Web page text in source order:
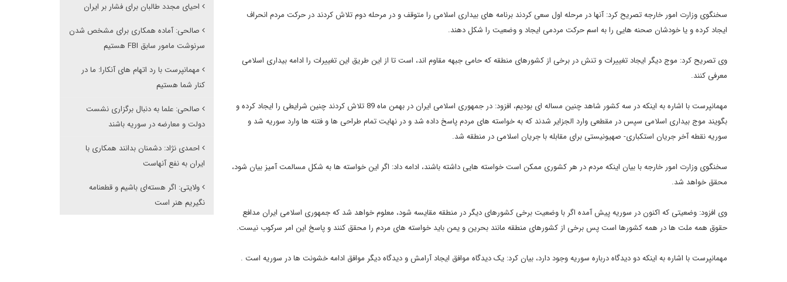
سخنگوی وزارت امور خارجه تصریح کرد: آنها در مرحله اول سعی کردند برنامه های بیداری اسلامی را متوقف و در مرحله دوم تلاش کردند در حرکت مردم انحراف
ایجاد کرده و یا خودشان صحنه هایی را به اسم حرکت مردمی ایجاد و وضعیت را شکل دهند.
وی تصریح کرد: موج دیگر ایجاد تغییرات و تنش در برخی از کشورهای منطقه که حامی جبهه مقاوم اند، است تا از این طریق این تغییرات را ادامه بیداری اسلامی
معرفی کنند.
مهمانپرست با اشاره به اینکه در سه کشور شاهد چنین مساله ای بودیم، افزود: در جمهوری اسلامی ایران در بهمن ماه 89 تلاش کردند چنین شرایطی را ایجاد کرده و
بگویند موج بیداری اسلامی سپس در مقطعی وارد الجزایر شدند که به خواسته های مردم پاسخ داده شد و در نهایت تمام طراحی ها و فتنه ها وارد سوریه شد و
سوریه نقطه آخر جریان استکباری- صهیونیستی برای مقابله با جریان اسلامی در منطقه شد.
سخنگوی وزارت امور خارجه با بیان اینکه مردم در هر کشوری ممکن است خواسته هایی داشته باشند، ادامه داد: اگر این خواسته ها به شکل مسالمت آمیز بیان شود،
محقق خواهد شد.
وی افزود: وضعیتی که اکنون در سوریه پیش آمده اگر با وضعیت برخی کشورهای دیگر در منطقه مقایسه شود، معلوم خواهد شد که جمهوری اسلامی ایران مدافع
حقوق همه ملت ها در همه کشورها است پس برخی از کشورهای منطقه مانند بحرین و یمن باید خواسته های مردم را محقق کنند و پاسخ این امر سرکوب نیست.
مهمانپرست با اشاره به اینکه دو دیدگاه درباره سوریه وجود دارد، بیان کرد: یک دیدگاه موافق ایجاد آرامش و دیدگاه دیگر موافق ادامه خشونت ها در سوریه است .
احیای مجدد طالبان برای فشار بر ایران
صالحی: آماده همکاری برای مشخص شدن
سرنوشت مامور سابق FBI هستیم
مهمانپرست با رد اتهام های آنکارا: ما در
کنار شما هستیم
صالحی: علما به دنبال برگزاری نشست
دولت و معارضه در سوریه باشند
احمدی نژاد: دشمنان بدانند همکاری با
ایران به نفع آنهاست
ولایتی: اگر هسته‌ای باشیم و قطعنامه
نگیریم هنر است